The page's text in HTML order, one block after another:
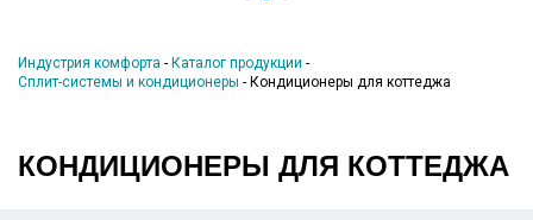
Индустрия комфорта - Каталог продукции -
Сплит-системы и кондиционеры - Кондиционеры для коттеджа
КОНДИЦИОНЕРЫ ДЛЯ КОТТЕДЖА